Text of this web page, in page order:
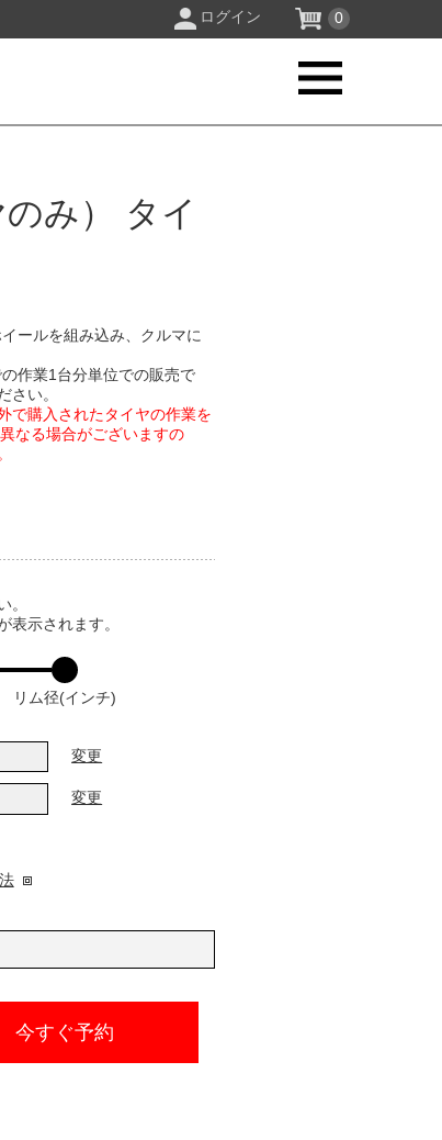
ログイン 0
み） タイ
ールを組み込み、クルマに
作業1台分単位での販売で
さい。
で購入されたタイヤの作業を
なる場合がございますの
。
表示されます。
リム径(インチ)
変更
変更
今すぐ予約